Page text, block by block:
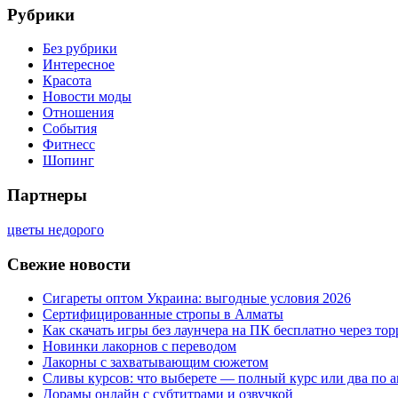
Рубрики
Без рубрики
Интересное
Красота
Новости моды
Отношения
События
Фитнесс
Шопинг
Партнеры
цветы недорого
Свежие новости
Сигареты оптом Украина: выгодные условия 2026
Сертифицированные стропы в Алматы
Как скачать игры без лаунчера на ПК бесплатно через
Новинки лакорнов с переводом
Лакорны с захватывающим сюжетом
Сливы курсов: что выберете — полный курс или два по
Дорамы онлайн с субтитрами и озвучкой